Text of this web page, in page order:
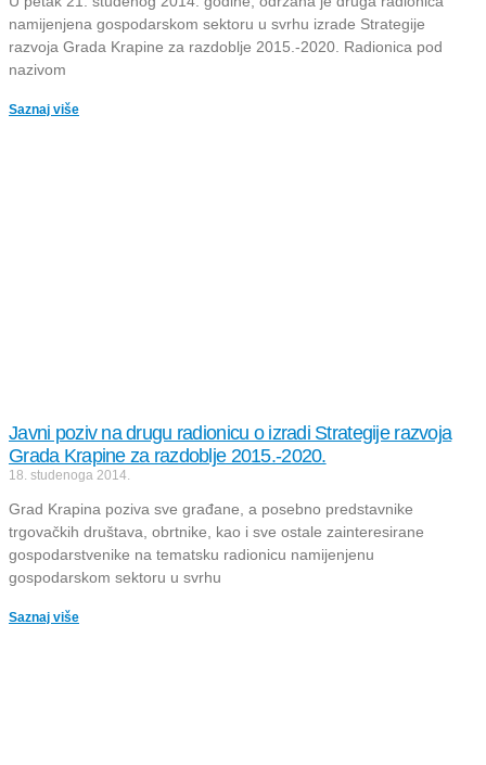
namijenjena gospodarskom sektoru u svrhu izrade Strategije
razvoja Grada Krapine za razdoblje 2015.-2020. Radionica pod
nazivom
Saznaj više
Javni poziv na drugu radionicu o izradi Strategije razvoja
Grada Krapine za razdoblje 2015.-2020.
18. studenoga 2014.
Grad Krapina poziva sve građane, a posebno predstavnike
trgovačkih društava, obrtnike, kao i sve ostale zainteresirane
gospodarstvenike na tematsku radionicu namijenjenu
gospodarskom sektoru u svrhu
Saznaj više